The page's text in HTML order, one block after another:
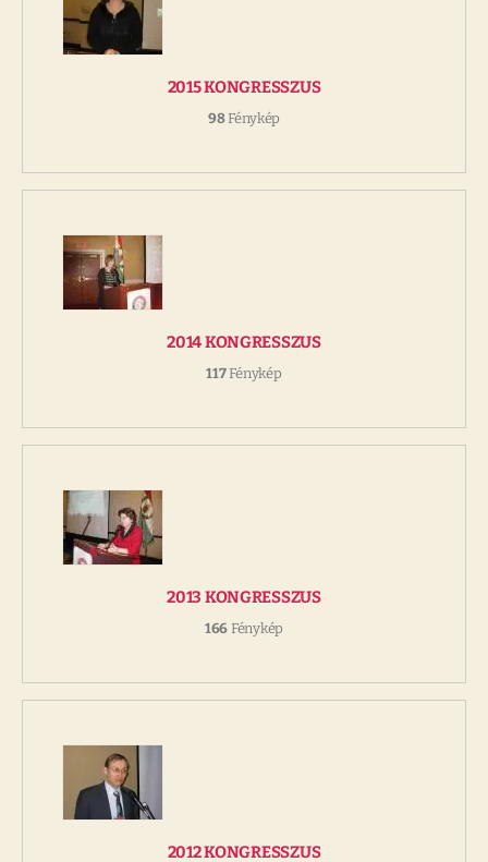
2015 KONGRESSZUS
98Fénykép
2014 KONGRESSZUS
117Fénykép
2013 KONGRESSZUS
166 Fénykép
2012 KONGRESSZUS